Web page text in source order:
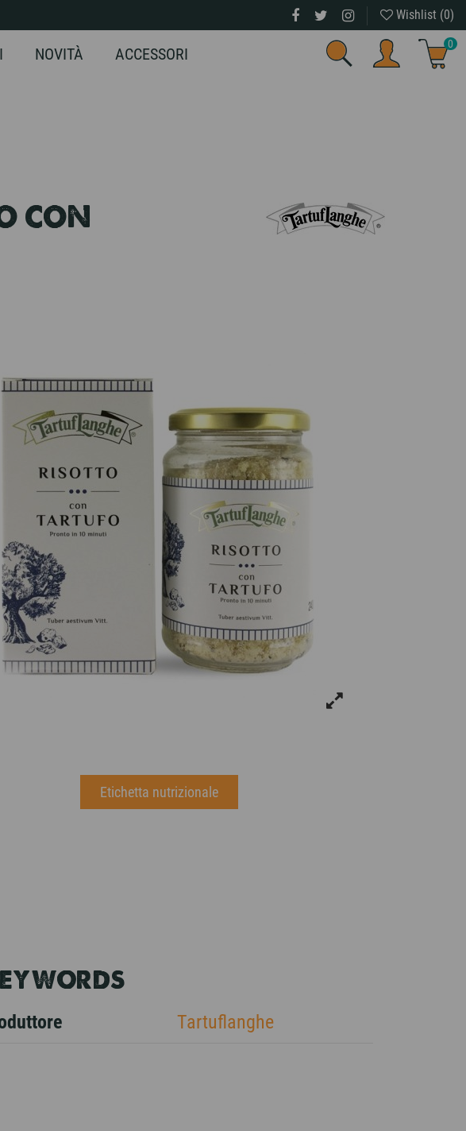
Wishlist (0)
NOVITÀ ACCESSORI
0
CON
Etichetta nutrizionale
Tartuflanghe